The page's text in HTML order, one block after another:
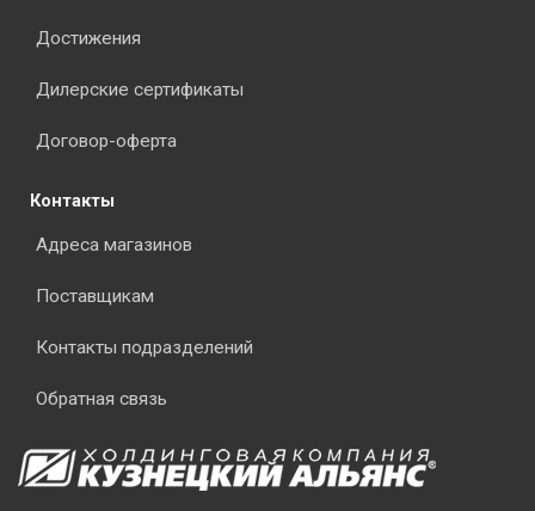
Достижения
Дилерские сертификаты
Договор-оферта
Контакты
Адреса магазинов
Поставщикам
Контакты подразделений
Обратная связь